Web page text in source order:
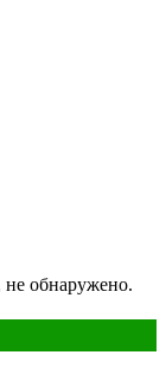
не обнаружено.